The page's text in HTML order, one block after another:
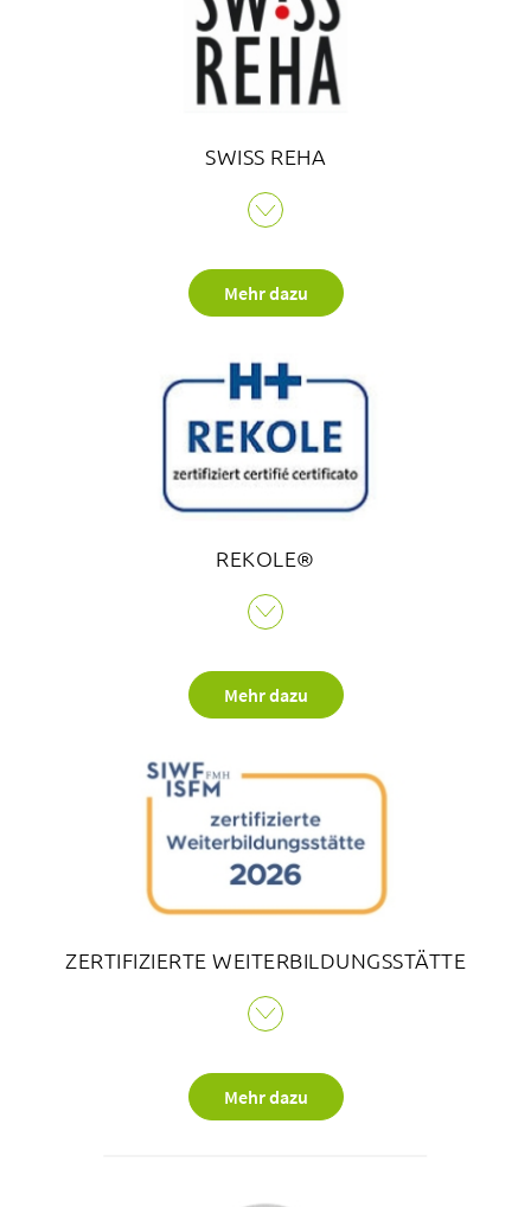
SWISS REHA
Die SW!SS REHA, die Vereinigung der führenden
Rehabilitation des Bethesda Spitals im Fachbereich
muskuloskelettale Rehabilitation erfolgreich zertifiziert.
Mehr dazu
REKOLE®
Das Gütesiegel REKOLE® ist eine Zertifizierung der H+ Die
bescheinigt, dass sie die Kosten- und Leistungsrechung
korrekt umsetzen. Alle vier Jahre stellt sich das Bethesda
Spital einem Zertifizierungsaudit zur Überprüfung der
Mehr dazu
ZERTIFIZIERTE WEITERBILDUNGSSTÄTTE
Die Hauptverantwortung für die Weiterbildung des
Leitern der anerkannten Weiterbildungsstätten. Das
sind die jeweiligen Chefärztinnen und Chefärzte oder
ein für die Weiterbildung bestimmter Kaderarzt. Sie
Mehr dazu